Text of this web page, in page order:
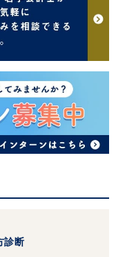
診断